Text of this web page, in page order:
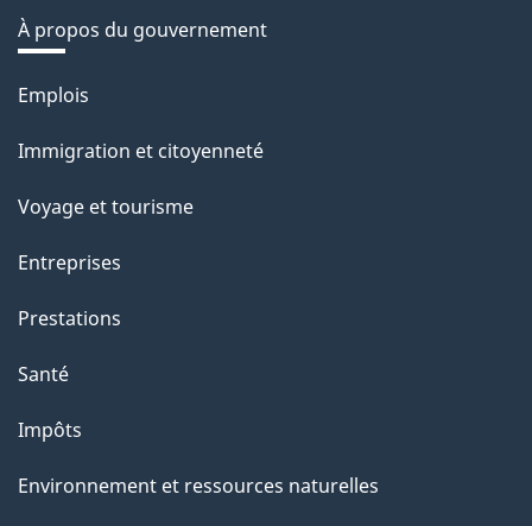
À propos du gouvernement
Thèmes
sujets
Emplois
Immigration et citoyenneté
Voyage et tourisme
Entreprises
Prestations
Santé
Impôts
Environnement et ressources naturelles